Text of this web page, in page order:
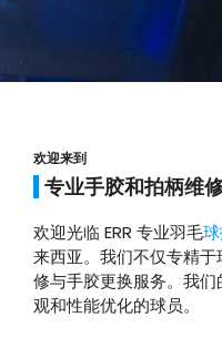
欢迎来到
专业手胶和拍柄维
欢迎光临 ERR 专业羽毛
来西亚。我们不仅专精
修与手胶更换服务。我
观和性能优化的球员。